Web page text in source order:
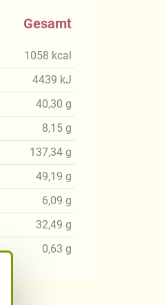
Gesamt
1058 kcal
4439 kJ
40,30 g
8,15 g
137,34 g
49,19 g
6,09 g
32,49 g
0,63 g